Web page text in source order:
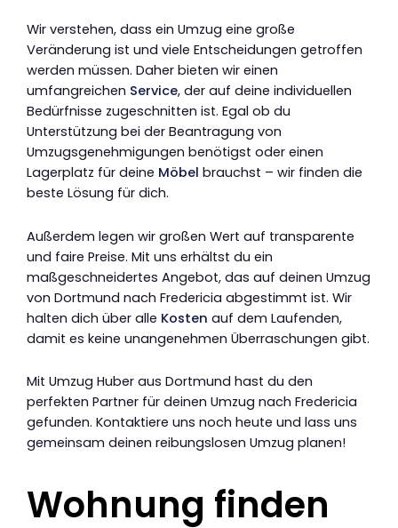
Wir verstehen, dass ein Umzug eine große
Veränderung ist und viele Entscheidungen getroffen
werden müssen. Daher bieten wir einen
umfangreichen Service, der auf deine individuellen
Bedürfnisse zugeschnitten ist. Egal ob du
Unterstützung bei der Beantragung von
Umzugsgenehmigungen benötigst oder einen
Lagerplatz für deine Möbel brauchst – wir finden die
beste Lösung für dich.
Außerdem legen wir großen Wert auf transparente
und faire Preise. Mit uns erhältst du ein
maßgeschneidertes Angebot, das auf deinen Umzug
von Dortmund nach Fredericia abgestimmt ist. Wir
halten dich über alle Kosten auf dem Laufenden,
damit es keine unangenehmen Überraschungen gibt.
Mit Umzug Huber aus Dortmund hast du den
perfekten Partner für deinen Umzug nach Fredericia
gefunden. Kontaktiere uns noch heute und lass uns
gemeinsam deinen reibungslosen Umzug planen!
Wohnung finden